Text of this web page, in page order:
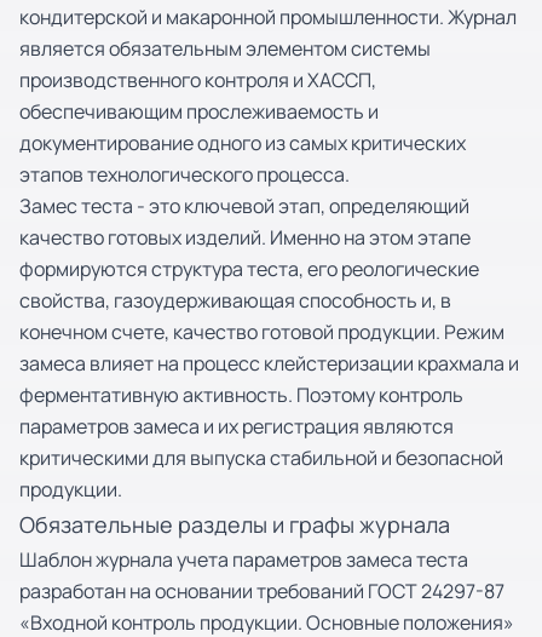
кондитерской и макаронной промышленности. Журнал
является обязательным элементом системы
производственного контроля и ХАССП,
обеспечивающим прослеживаемость и
документирование одного из самых критических
этапов технологического процесса.
Замес теста - это ключевой этап, определяющий
качество готовых изделий. Именно на этом этапе
формируются структура теста, его реологические
свойства, газоудерживающая способность и, в
конечном счете, качество готовой продукции. Режим
замеса влияет на процесс клейстеризации крахмала и
ферментативную активность. Поэтому контроль
параметров замеса и их регистрация являются
критическими для выпуска стабильной и безопасной
продукции.
Обязательные разделы и графы журнала
Шаблон журнала учета параметров замеса теста
разработан на основании требований ГОСТ 24297-87
«Входной контроль продукции. Основные положения»